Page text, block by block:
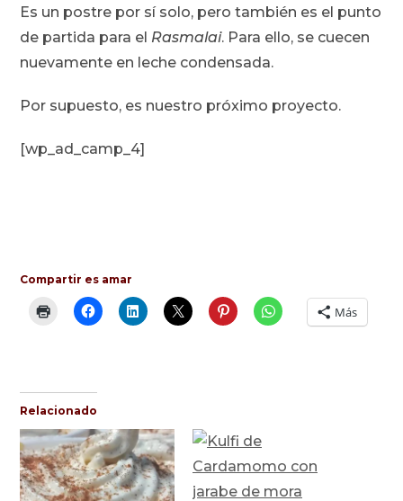
Es un postre por sí solo, pero también es el punto
de partida para el Rasmalai. Para ello, se cuecen
nuevamente en leche condensada.
Por supuesto, es nuestro próximo proyecto.
[wp_ad_camp_4]
Compartir es amar
Más
Relacionado